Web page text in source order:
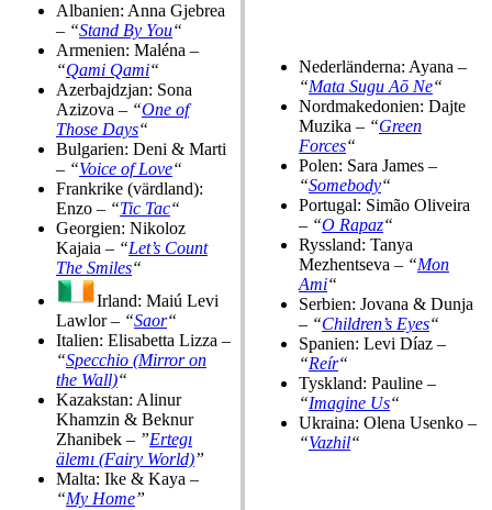
Albanien: Anna Gjebrea
– “Stand By You“
Armenien: Maléna –
“Qami Qami“
Azerbajdzjan: Sona
Azizova – “One of
Those Days“
Bulgarien: Deni & Marti
– “Voice of Love“
Frankrike (värdland):
Enzo – “Tic Tac“
Georgien: Nikoloz
Kajaia – “Let’s Count
The Smiles“
Irland: Maiú Levi
Lawlor – “Saor“
Italien: Elisabetta Lizza –
“Specchio (Mirror on
the Wall)“
Kazakstan: Alinur
Khamzin & Beknur
Zhanibek – ”Ertegı
älemı (Fairy World)”
Malta: Ike & Kaya –
“My Home”
Nederländerna: Ayana –
“Mata Sugu Aō Ne“
Nordmakedonien: Dajte
Muzika – “Green
Forces“
Polen: Sara James –
“Somebody“
Portugal: Simão Oliveira
– “O Rapaz“
Ryssland: Tanya
Mezhentseva – “Mon
Ami“
Serbien: Jovana & Dunja
– “Children’s Eyes“
Spanien: Levi Díaz –
“Reír“
Tyskland: Pauline –
“Imagine Us“
Ukraina: Olena Usenko –
“Vazhil“